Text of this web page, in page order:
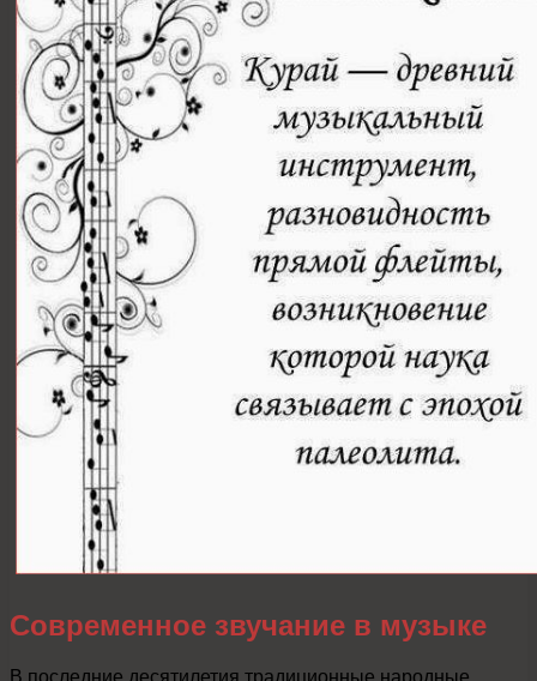
Современное звучание в музыке
В последние десятилетия традиционные народные